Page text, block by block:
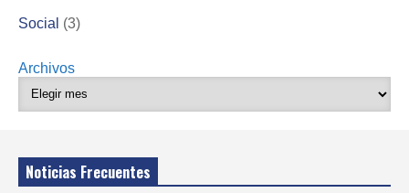
Social (3)
Archivos
Noticias Frecuentes